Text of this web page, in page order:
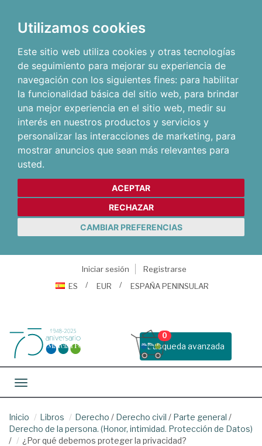
Utilizamos cookies
Este sitio web utiliza cookies y otras tecnologías
de seguimiento para mejorar su experiencia de
navegación con los siguientes fines: para habilitar
la funcionalidad básica del sitio web, para brindar
una mejor experiencia en el sitio web, medir su
interés en nuestros productos y servicios y
personalizar las interacciones de marketing, para
mostrar anuncios que sean más relevantes para
usted.
ACEPTAR
RECHAZAR
CAMBIAR PREFERENCIAS
Iniciar sesión
Registrarse
ES
EUR ESPAÑA PENINSULAR
Busqueda avanzada
0
Toggle navigation
Inicio Libros Derecho / Derecho civil / Parte general /
Derecho de la persona. (Honor, intimidad. Protección de Datos)
/
¿Por qué debemos proteger la privacidad?